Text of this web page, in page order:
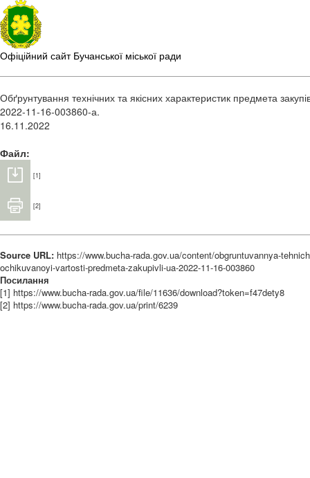
Офіційний сайт Бучанської міської ради
Обґрунтування технічних та якісних характеристик предмета
2022-11-16-003860-а.
16.11.2022
Файл:
[1]
[2]
Source URL: https://www.bucha-rada.gov.ua/content/obgruntuvannya-
ochikuvanoyi-vartosti-predmeta-zakupivli-ua-2022-11-16-003860
Посилання
[1] https://www.bucha-rada.gov.ua/file/11636/download?token=f47dety8
[2] https://www.bucha-rada.gov.ua/print/6239